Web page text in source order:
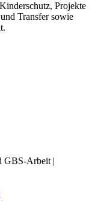
Projekte
Transfer sowie
GBS-Arbeit |